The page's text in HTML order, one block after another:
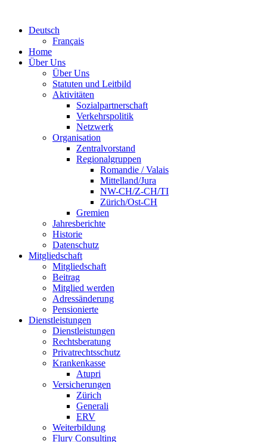
Deutsch
Français
Home
Über Uns
Über Uns
Statuten und Leitbild
Aktivitäten
Sozialpartnerschaft
Verkehrspolitik
Netzwerk
Organisation
Zentralvorstand
Regionalgruppen
Romandie / Valais
Mittelland/Jura
NW-CH/Z-CH/TI
Zürich/Ost-CH
Gremien
Jahresberichte
Historie
Datenschutz
Mitgliedschaft
Mitgliedschaft
Beitrag
Mitglied werden
Adressänderung
Pensionierte
Dienstleistungen
Dienstleistungen
Rechtsberatung
Privatrechtsschutz
Krankenkasse
Atupri
Versicherungen
Zürich
Generali
ERV
Weiterbildung
Flury Consulting